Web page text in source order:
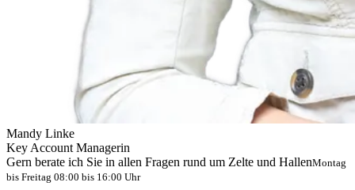
Mandy Linke
Key Account Managerin
Gern berate ich Sie in allen Fragen rund um Zelte und HallenMontag
bis Freitag 08:00 bis 16:00 Uhr